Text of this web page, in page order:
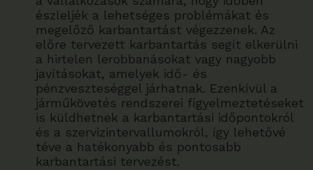
észleljék a lehetséges problémákat és
megelőző karbantartást végezzenek. Az
előre tervezett karbantartás segít elkerülni
a hirtelen lerobbanásokat vagy nagyobb
javításokat, amelyek idő- és
pénzveszteséggel járhatnak. Ezenkívül a
járműkövetés rendszerei figyelmeztetéseket
is küldhetnek a karbantartási időpontokról
és a szervizintervallumokról, így lehetővé
téve a hatékonyabb és pontosabb
karbantartási tervezést.